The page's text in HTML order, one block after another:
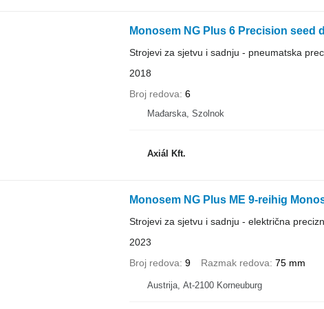
Monosem NG Plus 6 Precision seed
Strojevi za sjetvu i sadnju - pneumatska
2018
Broj redova 6
Mađarska, Szolnok
Axiál Kft.
Monosem NG Plus ME 9-reihig
Strojevi za sjetvu i sadnju - električna
2023
Broj redova 9 Razmak redova 75 mm
Austrija, At-2100 Korneuburg